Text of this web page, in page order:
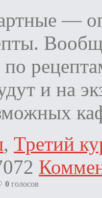
—
и на
, Третий
0 голосов